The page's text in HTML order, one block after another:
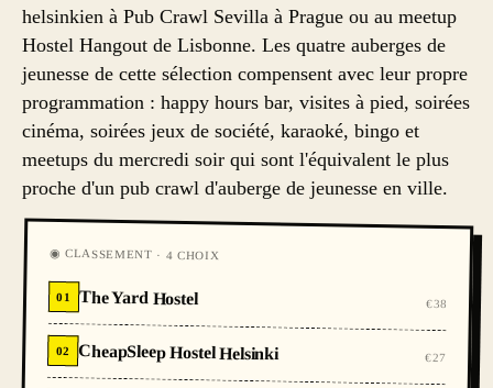
helsinkien à Pub Crawl Sevilla à Prague ou au meetup
Hostel Hangout de Lisbonne. Les quatre auberges de
jeunesse de cette sélection compensent avec leur propre
programmation : happy hours bar, visites à pied, soirées
cinéma, soirées jeux de société, karaoké, bingo et
meetups du mercredi soir qui sont l'équivalent le plus
proche d'un pub crawl d'auberge de jeunesse en ville.
◉ CLASSEMENT · 4 CHOIX
01 The Yard Hostel €38
02 CheapSleep Hostel Helsinki €27